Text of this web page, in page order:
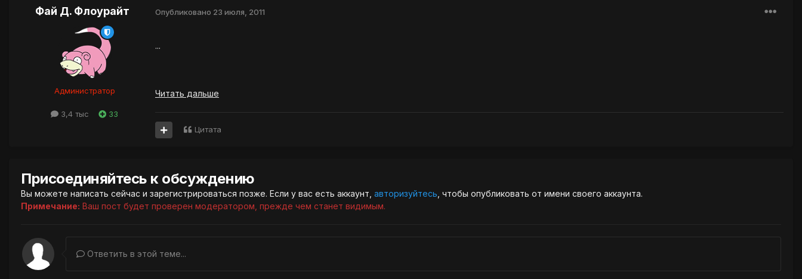
Фай Д. Флоурайт
Администратор
3,4 тыс 33
Опубликовано 23 июля, 2011
...
Читать дальше
Цитата
Присоединяйтесь к обсуждению
Вы можете написать сейчас и зарегистрироваться позже. Если у вас есть аккаунт, авторизуйтесь , чтобы опубликовать от имени своего аккаунта.
Примечание: Ваш пост будет проверен модератором, прежде чем станет видимым.
Ответить в этой теме...